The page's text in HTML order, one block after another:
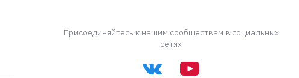
Присоединяйтесь к нашим сообществам в социальных
сетях